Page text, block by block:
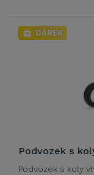
DÁREK
Podvozek s
Podvozek s koly